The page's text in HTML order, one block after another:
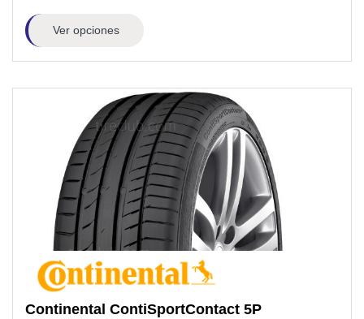
Ver opciones
Continental ContiSportContact 5P